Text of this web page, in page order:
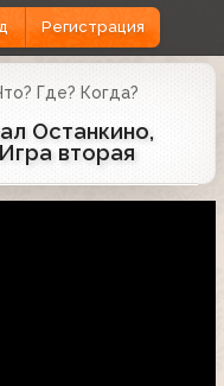
Регистрация
Где? Когда?
Останкино,
вторая